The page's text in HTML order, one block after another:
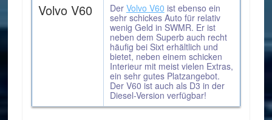
Volvo V60 Der Volvo V60 ist ebenso ein
sehr schickes Auto für relativ
wenig Geld in SWMR. Er ist
neben dem Superb auch recht
häufig bei Sixt erhältlich und
bietet, neben einem schicken
Interieur mit meist vielen Extras,
ein sehr gutes Platzangebot.
Der V60 ist auch als D3 in der
Diesel-Version verfügbar!